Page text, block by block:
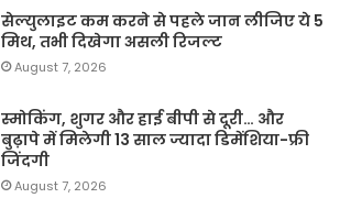
सेल्युलाइट कम करने से पहले जान लीजिए ये 5
मिथ, तभी दिखेगा असली रिजल्ट
August 7, 2026
स्मोकिंग, शुगर और हाई बीपी से दूरी… और
बुढ़ापे में मिलेगी 13 साल ज्यादा डिमेंशिया-फ्री
जिंदगी
August 7, 2026